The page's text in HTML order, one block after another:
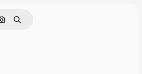
Поиск по изображению
Поиск